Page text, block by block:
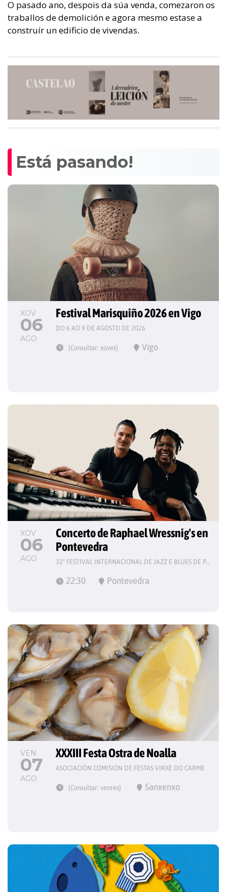
O pasado ano, despois da súa venda, comezaron os
traballos de demolición e agora mesmo estase a
construír un edificio de vivendas.
Está pasando!
XOV
06
AGO
Festival Marisquiño 2026 en Vigo
DO 6 AO 9 DE AGOSTO DE 2026
(Consultar: xoves) Vigo
XOV
06
AGO
Concerto de Raphael Wressnig's en
Pontevedra
32º FESTIVAL INTERNACIONAL DE JAZZ E BLUES DE PONTEVEDRA
22:30 Pontevedra
VEN
07
AGO
XXXIII Festa Ostra de Noalla
ASOCIACIÓN COMISIÓN DE FESTAS VIRXE DO CARME
(Consultar: venres) Sanxenxo